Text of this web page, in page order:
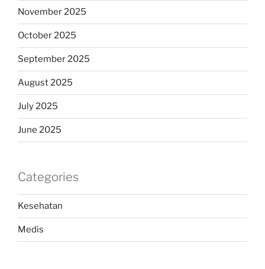
November 2025
October 2025
September 2025
August 2025
July 2025
June 2025
Categories
Kesehatan
Medis